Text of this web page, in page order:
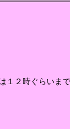
１２時ぐらいま